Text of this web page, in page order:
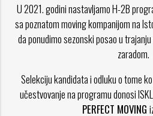
U 2021. godini nastavljamo H-2B
sa poznatom moving kompanijom na
da ponudimo sezonski posao u
zaradom.
Selekciju kandidata i odluku o tome
učestvovanje na programu donosi
PERFECT MOVING